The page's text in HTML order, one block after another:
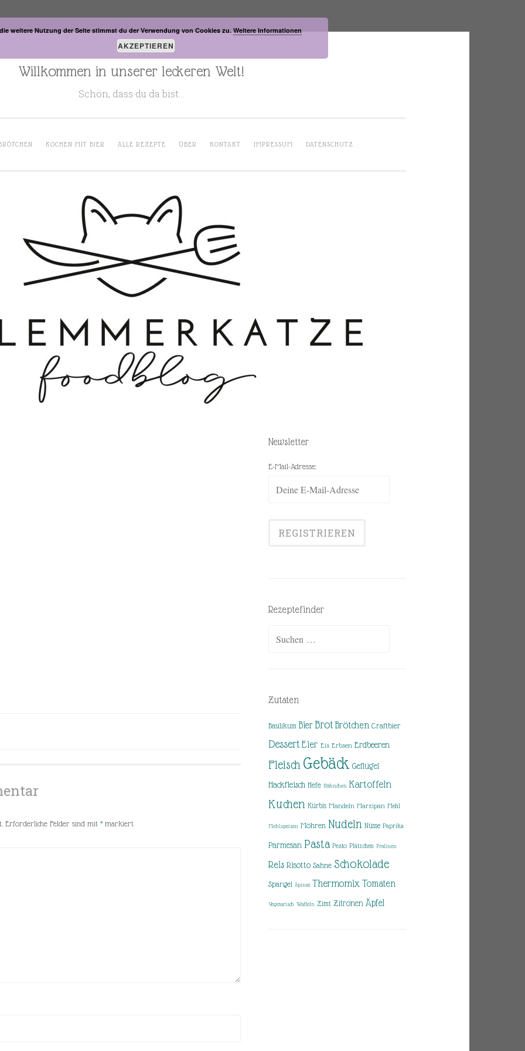
Willkommen in unserer leckeren Welt!
Schön, dass du da bist…
KOCHEN MIT BIER ALLE REZEPTE ÜBER KONTAKT IMPRESSUM DATENSCHUTZ
Erforderliche Felder sind mit *markiert
Newsletter
E-Mail-Adresse:
Rezeptefinder
Zutaten
Basilikum Bier Brot Brötchen Craftbier
Dessert Eier Eis Erbsen Erdbeeren
Fleisch Gebäck Geflügel
Hackfleisch Hefe Hähnchen Kartoffeln
Kuchen Kürbis Mandeln Marzipan Mehl
Mehlspeisen Möhren Nudeln Nüsse Paprika
Parmesan Pasta Pesto Plätzchen Pralinen
Reis Risotto Sahne Schokolade
Spargel Spinat Thermomix Tomaten
Vegetarisch Waffeln Zimt Zitronen Äpfel
weitere Nutzung der Seite stimmst du der Verwendung von Cookies zu. Weitere Informationen
AKZEPTIEREN